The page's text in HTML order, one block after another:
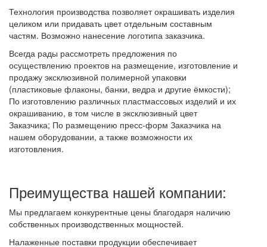
Технология производства позволяет окрашивать изделия
целиком или придавать цвет отдельным составным
частям. Возможно нанесение логотипа заказчика.
Всегда рады рассмотреть предложения по
осуществлению проектов на размещение, изготовление и
продажу эксклюзивной полимерной упаковки
(пластиковые флаконы, банки, ведра и другие ёмкости);
По изготовлению различных пластмассовых изделий и их
окрашиванию, в том числе в эксклюзивный цвет
Заказчика; По размещению пресс-форм Заказчика на
нашем оборудовании, а также возможности их
изготовления.
Преимущества нашей компании:
Мы предлагаем конкурентные цены благодаря наличию
собственных производственных мощностей.
Налаженные поставки продукции обеспечивает